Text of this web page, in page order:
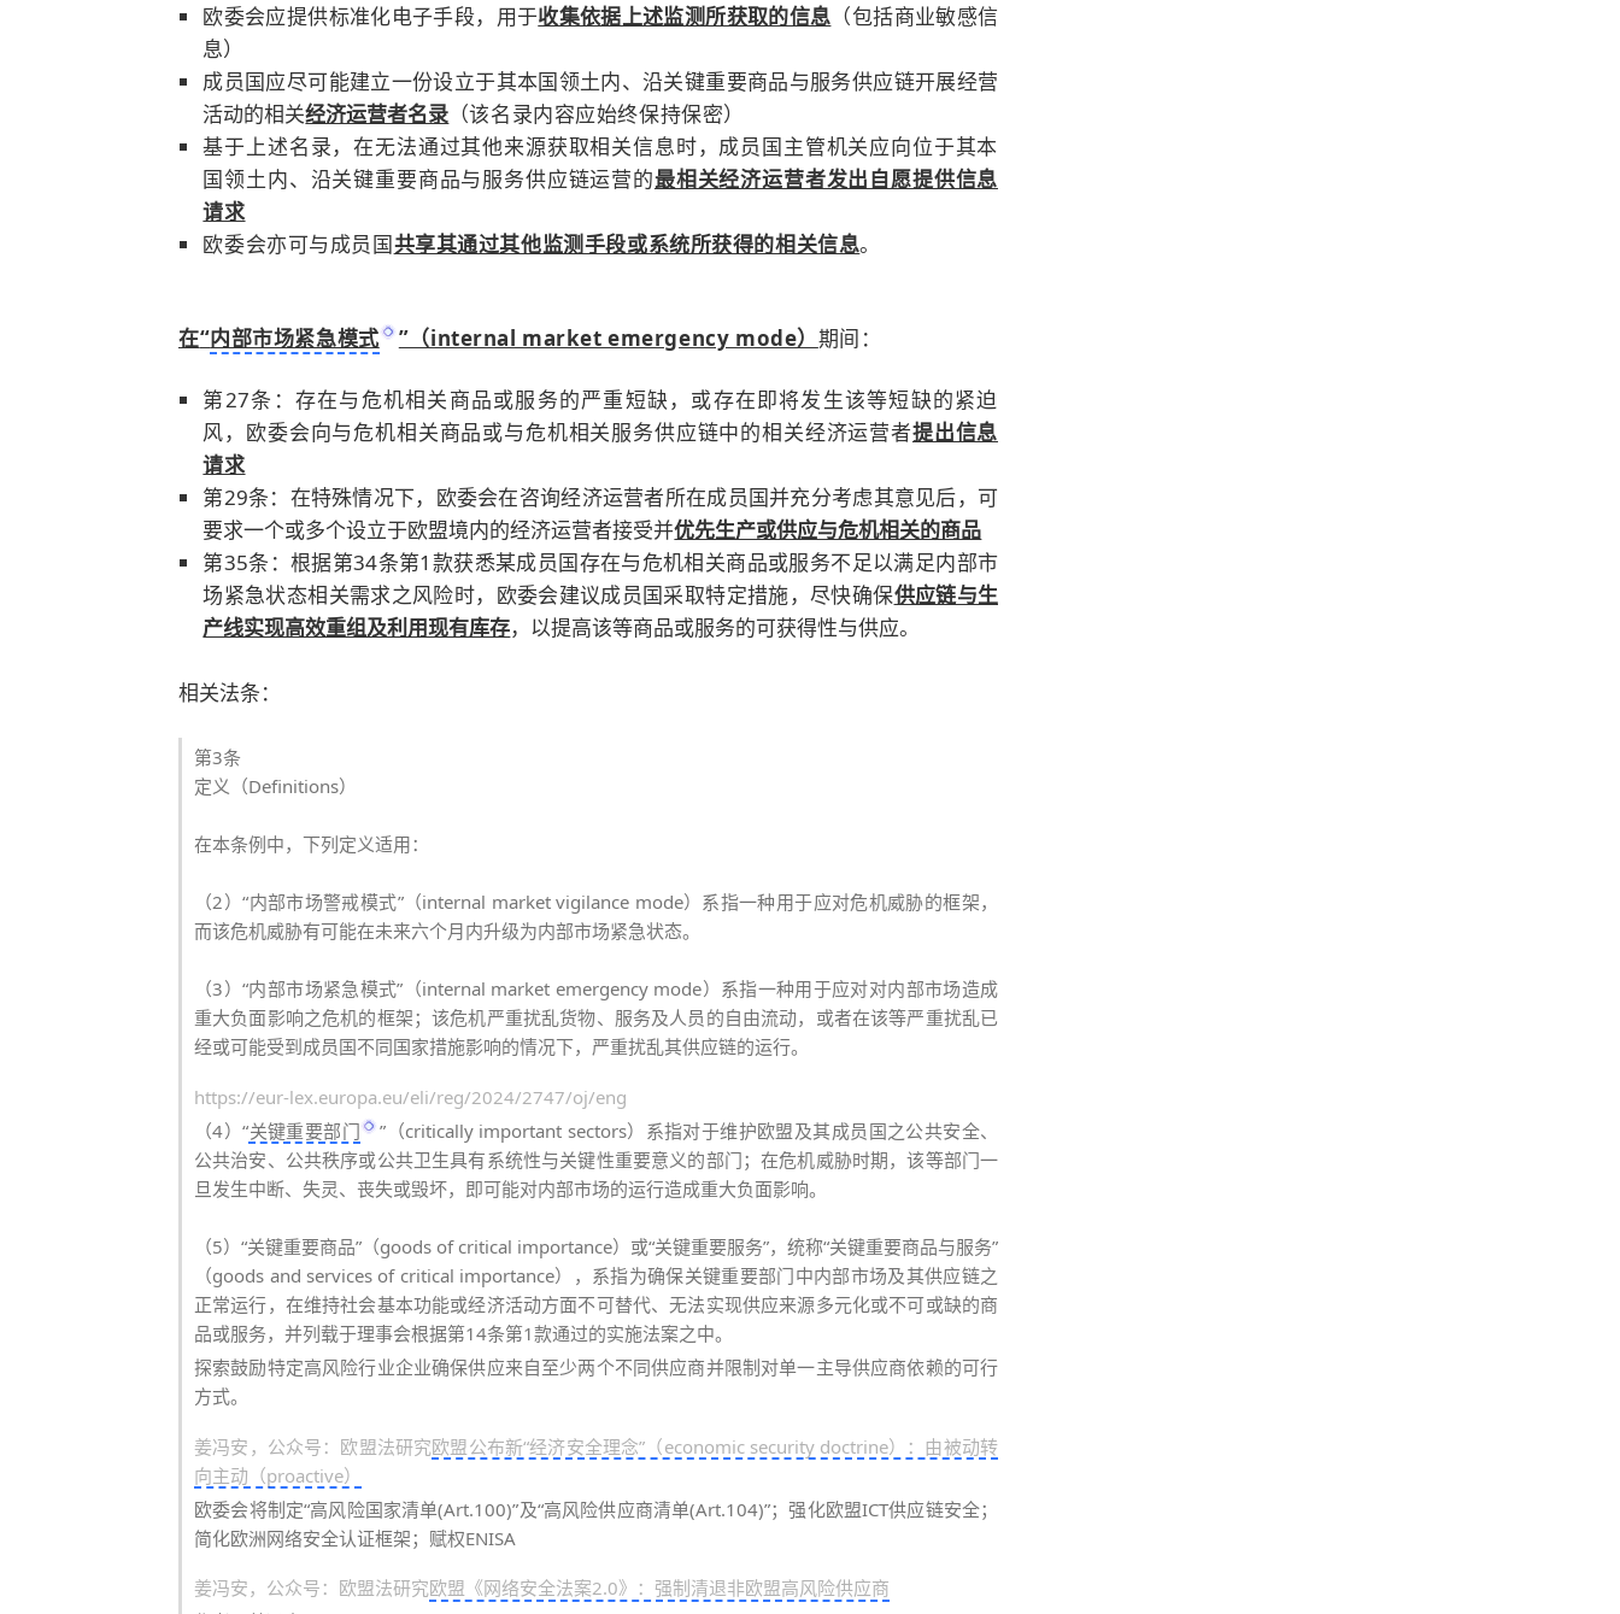
欧委会应提供标准化电子手段，用于收集依据上述监测所获取的信息 （包括商业敏感信
息）
成员国应尽可能建立一份设立于其本国领土内、沿关键重要商品与服务供应链开展经营
活动的相关经济运营者名录 （该名录内容应始终保持保密）
基于上述名录，在无法通过其他来源获取相关信息时，成员国主管机关应向位于其本
国领土内、沿关键重要商品与服务供应链运营的最相关经济运营者发出自愿提供信息
请求
欧委会亦可与成员国共享其通过其他监测手段或系统所获得的相关信息。
在“内部市场紧急模式 ”（internal market emergency mode） 期间：
第27条： 存在与危机相关商品或服务的严重短缺，或存在即将发生该等短缺的紧迫
风，欧委会向与危机相关商品或与危机相关服务供应链中的相关经济运营者提出信息
请求
第29条： 在特殊情况下，欧委会在咨询经济运营者所在成员国并充分考虑其意见后，可
要求一个或多个设立于欧盟境内的经济运营者接受并优先生产或供应与危机相关的商品
第35条： 根据第34条第1款获悉某成员国存在与危机相关商品或服务不足以满足内部市
场紧急状态相关需求之风险时，欧委会建议成员国采取特定措施，尽快确保供应链与生
产线实现高效重组及利用现有库存，以提高该等商品或服务的可获得性与供应。
相关法条：
第3条
定义（Definitions）
在本条例中，下列定义适用：
（2）“内部市场警戒模式”（internal market vigilance mode）系指一种用于应对危机威胁的框架，
而该危机威胁有可能在未来六个月内升级为内部市场紧急状态。
（3）“内部市场紧急模式”（internal market emergency mode）系指一种用于应对对内部市场造成
重大负面影响之危机的框架；该危机严重扰乱货物、服务及人员的自由流动，或者在该等严重扰乱已
经或可能受到成员国不同国家措施影响的情况下，严重扰乱其供应链的运行。
https://eur-lex.europa.eu/eli/reg/2024/2747/oj/eng
（4）“关键重要部门
”（critically important sectors）系指对于维护欧盟及其成员国之公共安全、
公共治安、公共秩序或公共卫生具有系统性与关键性重要意义的部门；在危机威胁时期，该等部门一
旦发生中断、失灵、丧失或毁坏，即可能对内部市场的运行造成重大负面影响。
（5）“关键重要商品”（goods of critical importance）或“关键重要服务”，统称“关键重要商品与服务”
（goods and services of critical importance），系指为确保关键重要部门中内部市场及其供应链之
正常运行，在维持社会基本功能或经济活动方面不可替代、无法实现供应来源多元化或不可或缺的商
品或服务，并列载于理事会根据第14条第1款通过的实施法案之中。
探索鼓励特定高风险行业企业确保供应来自至少两个不同供应商并限制对单一主导供应商依赖的可行
方式。
姜冯安，公众号：欧盟法研究欧盟公布新“经济安全理念”（economic security doctrine）：由被动转
向主动（proactive）
欧委会将制定“高风险国家清单(Art.100)”及“高风险供应商清单(Art.104)”；强化欧盟ICT供应链安全；
简化欧洲网络安全认证框架；赋权ENISA
姜冯安，公众号：欧盟法研究欧盟《网络安全法案2.0》：强制清退非欧盟高风险供应商